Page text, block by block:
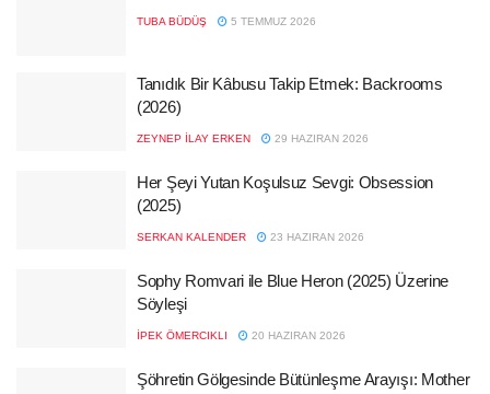
TUBA BÜDÜŞ 5 TEMMUZ 2026
Tanıdık Bir Kâbusu Takip Etmek: Backrooms
(2026)
ZEYNEP İLAY ERKEN 29 HAZIRAN 2026
Her Şeyi Yutan Koşulsuz Sevgi: Obsession
(2025)
SERKAN KALENDER 23 HAZIRAN 2026
Sophy Romvari ile Blue Heron (2025) Üzerine
Söyleşi
İPEK ÖMERCIKLI 20 HAZIRAN 2026
Şöhretin Gölgesinde Bütünleşme Arayışı: Mother